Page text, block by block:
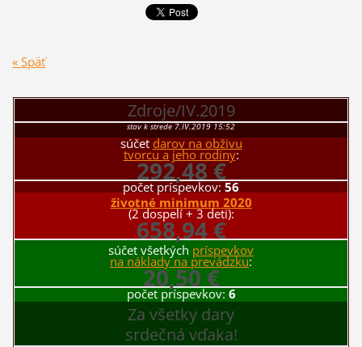
« Späť
Zdroje/IV.2019
stav k strede 7.IV.2019 15:52
súčet darov na obživu
tvorcu a jeho rodiny:
292,48 €
počet príspevkov: 56
životné minimum 2020
(2 dospelí + 3 deti):
658,94 €
súčet všetkých príspevkov
na náklady na prevádzku:
20,50 €
počet príspevkov: 6
Za všetky dary
srdečná vďaka!